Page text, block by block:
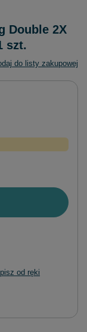
Double 2X
szt.
do listy zakupowej
od ręki